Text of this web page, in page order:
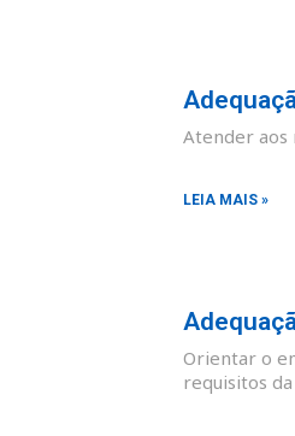
Atender aos
LEIA MAIS »
Orientar o
requisitos